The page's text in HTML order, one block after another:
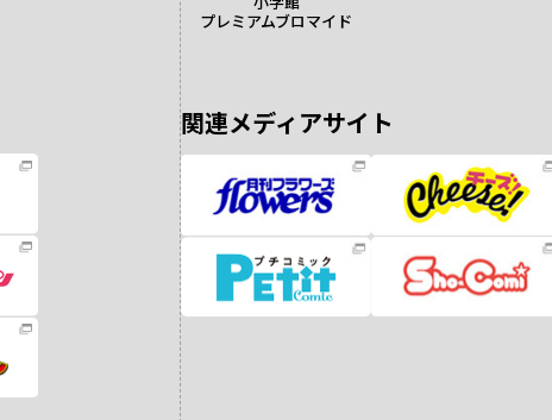
プレミアムブロマイド
関連メディアサイト